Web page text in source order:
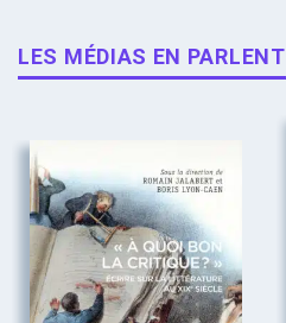
LES MÉDIAS EN PARLENT